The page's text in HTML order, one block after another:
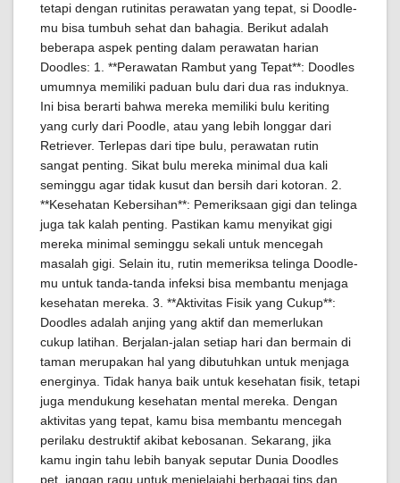
tetapi dengan rutinitas perawatan yang tepat, si Doodle-
mu bisa tumbuh sehat dan bahagia. Berikut adalah
beberapa aspek penting dalam perawatan harian
Doodles: 1. **Perawatan Rambut yang Tepat**: Doodles
umumnya memiliki paduan bulu dari dua ras induknya.
Ini bisa berarti bahwa mereka memiliki bulu keriting
yang curly dari Poodle, atau yang lebih longgar dari
Retriever. Terlepas dari tipe bulu, perawatan rutin
sangat penting. Sikat bulu mereka minimal dua kali
seminggu agar tidak kusut dan bersih dari kotoran. 2.
**Kesehatan Kebersihan**: Pemeriksaan gigi dan telinga
juga tak kalah penting. Pastikan kamu menyikat gigi
mereka minimal seminggu sekali untuk mencegah
masalah gigi. Selain itu, rutin memeriksa telinga Doodle-
mu untuk tanda-tanda infeksi bisa membantu menjaga
kesehatan mereka. 3. **Aktivitas Fisik yang Cukup**:
Doodles adalah anjing yang aktif dan memerlukan
cukup latihan. Berjalan-jalan setiap hari dan bermain di
taman merupakan hal yang dibutuhkan untuk menjaga
energinya. Tidak hanya baik untuk kesehatan fisik, tetapi
juga mendukung kesehatan mental mereka. Dengan
aktivitas yang tepat, kamu bisa membantu mencegah
perilaku destruktif akibat kebosanan. Sekarang, jika
kamu ingin tahu lebih banyak seputar Dunia Doodles
pet, jangan ragu untuk menjelajahi berbagai tips dan